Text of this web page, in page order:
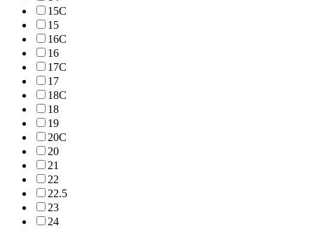
15C
15
16C
16
17C
17
18C
18
19
20C
20
21
22
22.5
23
24